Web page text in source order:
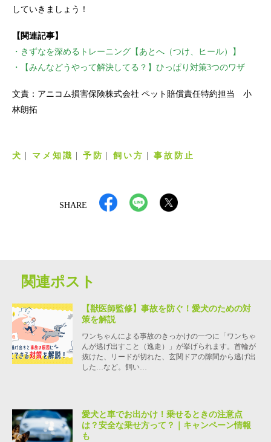
していきましょう！
【関連記事】
・きずなを深めるトレーニング【あとへ（つけ、ヒール）】
・【みんなどうやって解決してる？】ひっぱり対策3つのワザ
文責：アニコム損害保険株式会社 ペット賠償責任特約担当 小
林朗拓
犬 マメ知識 予防 飼い方 事故防止
SHARE
関連ポスト
【獣医師監修】事故を防ぐ！愛犬のための対
策を解説
ワンちゃんによる事故のきっかけの一つに「ワンちゃ
んが逃げ出すこと（逸走）」が挙げられます。首輪が
抜けた、リードが切れた、玄関ドアの隙間から逃げ出
した…など。飼い…
愛犬と車でお出かけ！乗せるときの注意点
は？安全な乗せ方って？｜キャンペーン情報
も